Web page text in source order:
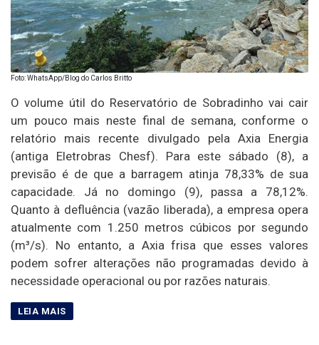
Foto: WhatsApp/Blog do Carlos Britto
O volume útil do Reservatório de Sobradinho vai cair
um pouco mais neste final de semana, conforme o
relatório mais recente divulgado pela Axia Energia
(antiga Eletrobras Chesf). Para este sábado (8), a
previsão é de que a barragem atinja 78,33% de sua
capacidade. Já no domingo (9), passa a 78,12%.
Quanto à defluência (vazão liberada), a empresa opera
atualmente com 1.250 metros cúbicos por segundo
(m³/s). No entanto, a Axia frisa que esses valores
podem sofrer alterações não programadas devido à
necessidade operacional ou por razões naturais.